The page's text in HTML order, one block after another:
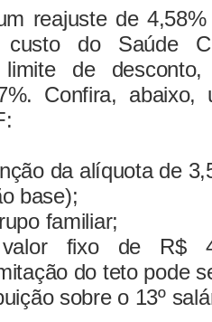
reajuste de
custo do Saúde
limite de
Confira, abaixo,
da alíquota de
base);
familiar;
fixo de R$
do teto pode
sobre o 13º